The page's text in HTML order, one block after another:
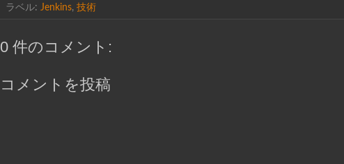
ラベル: Jenkins, 技術
0 件のコメント:
コメントを投稿